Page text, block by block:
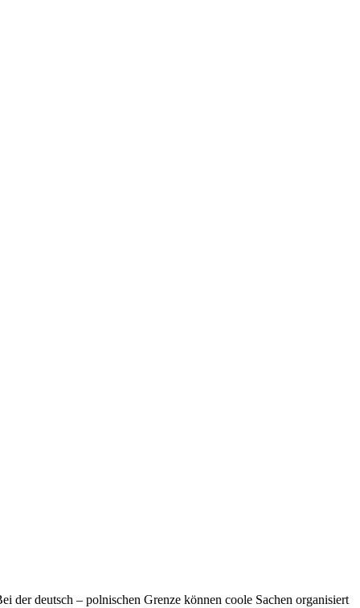
der deutsch – polnischen Grenze können coole Sachen organisiert